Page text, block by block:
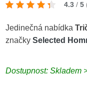
4.3 / 5
Jedinečná nabídka
značkySelected
Dostupnost: Skladem